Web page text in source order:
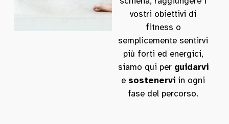
vostri obiettivi di
fitness o
semplicemente sentirvi
più forti ed energici,
siamo qui per guidarvi
e sostenervi in ogni
fase del percorso.